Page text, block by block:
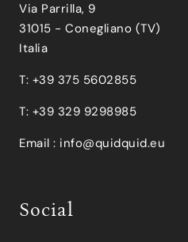
Via Parrilla, 9
31015 - Conegliano (TV)
Italia
T: +39 375 5602855
T: +39 329 9298985
Email : info@quidquid.eu
Social